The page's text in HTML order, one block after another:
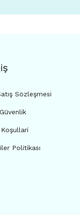
Sözleşmesi
Politikası